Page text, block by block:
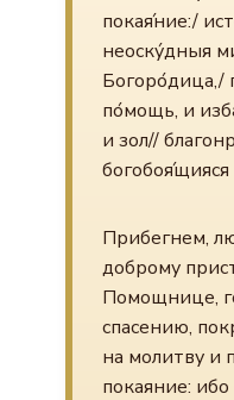
покая́ние:/
неоску́дныя
Богоро́дица,/
по́мощь, и
и зол//
Прибегнем,
доброму
Помощнице,
спасению,
на молитву и
покаяние: